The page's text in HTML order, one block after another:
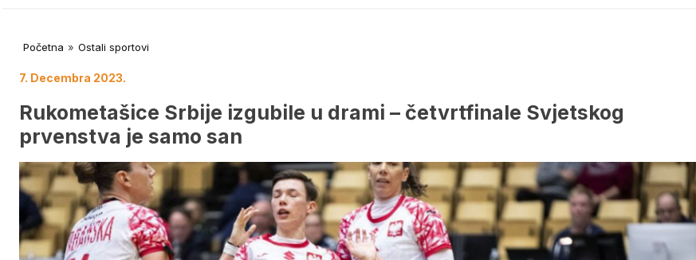
Početna » Ostali sportovi
7. Decembra 2023.
Rukometašice Srbije izgubile u drami – četvrtfinale Svjetskog
prvenstva je samo san